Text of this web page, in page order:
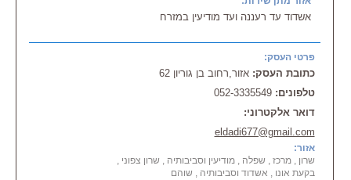
האישי.
האישי והחם הניתן לכל לקוח ולקוח.
חברת " הקבלן " אתם יכולים להיות
בטוחים שתקבלו את הטוב ביותר!
לפגישת יעוץ ללא התחייבות חייגו
052-3335549
התמחויות:
•שיפוצים
ועד מפתח כולל עבודות צבע וגבס
אומנותיים
אשדוד עד רעננה ועד מודיעין במזרח
פרטי העסק:
כתובת העסק:אזור,רחוב בן גוריון 62
טלפונים:052-3335549
דואר אלקטרוני:
eldadi677@gmail.com
אזור:
שרון , מרכז , שפלה , מודיעין וסביבותיה , שרון צפוני ,
בקעת אונו , אשדוד וסביבותיה , שוהם